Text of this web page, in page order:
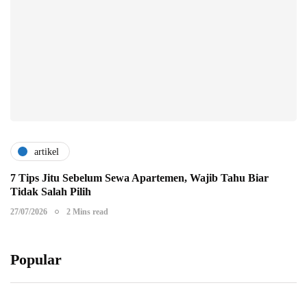
artikel
7 Tips Jitu Sebelum Sewa Apartemen, Wajib Tahu Biar
Tidak Salah Pilih
27/07/2026 2 Mins read
Popular